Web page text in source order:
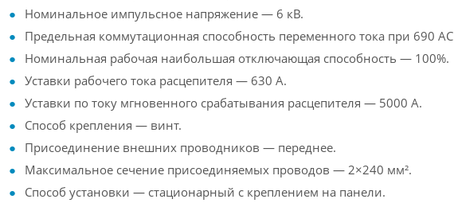
Номинальное импульсное напряжение — 6 кВ.
Предельная коммутационная способность переменного тока при 690
Номинальная рабочая наибольшая отключающая способность — 100%.
Уставки рабочего тока расцепителя — 630 А.
Уставки по току мгновенного срабатывания расцепителя — 5000 А.
Способ крепления — винт.
Присоединение внешних проводников — переднее.
Максимальное сечение присоединяемых проводов — 2×240 мм².
Способ установки — стационарный с креплением на панели.